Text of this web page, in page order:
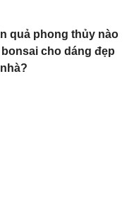
quả phong thủy nào
cho dáng đẹp